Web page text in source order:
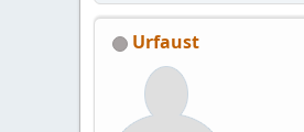
Urfaust